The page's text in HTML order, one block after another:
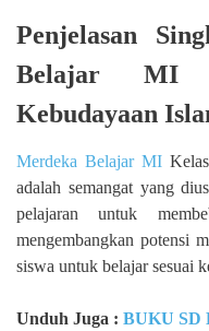
Penjelasan
Belajar MI
Kebudayaan
Merdeka Belajar MI
adalah semangat yang
pelajaran untuk
mengembangkan potensi
siswa untuk belajar sesuai
Unduh Juga : BUKU SD